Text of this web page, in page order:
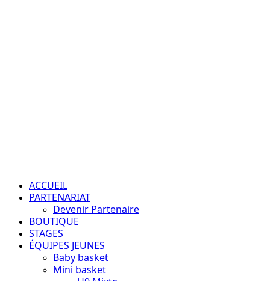
ACCUEIL
PARTENARIAT
Devenir Partenaire
BOUTIQUE
STAGES
ÉQUIPES JEUNES
Baby basket
Mini basket